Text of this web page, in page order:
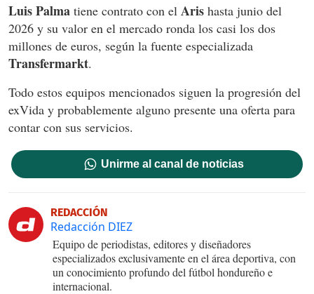
Luis Palma tiene contrato con el Aris hasta junio del
2026 y su valor en el mercado ronda los casi los dos
millones de euros, según la fuente especializada
Transfermarkt.
Todo estos equipos mencionados siguen la progresión del
exVida y probablemente alguno presente una oferta para
contar con sus servicios.
Unirme al canal de noticias
REDACCIÓN
Redacción DIEZ
Equipo de periodistas, editores y diseñadores
especializados exclusivamente en el área deportiva, con
un conocimiento profundo del fútbol hondureño e
internacional.